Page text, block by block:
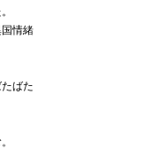
情緒
ばた